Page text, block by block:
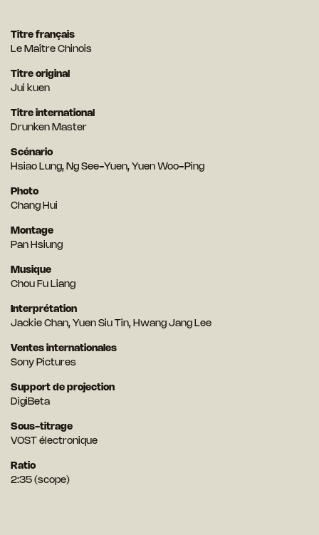
Titre français
Le Maître Chinois
Titre original
Jui kuen
Titre international
Drunken Master
Scénario
Hsiao Lung, Ng See-Yuen, Yuen Woo-Ping
Photo
Chang Hui
Montage
Pan Hsiung
Musique
Chou Fu Liang
Interprétation
Jackie Chan, Yuen Siu Tin, Hwang Jang Lee
Ventes internationales
Sony Pictures
Support de projection
DigiBeta
Sous-titrage
VOST électronique
Ratio
2:35 (scope)